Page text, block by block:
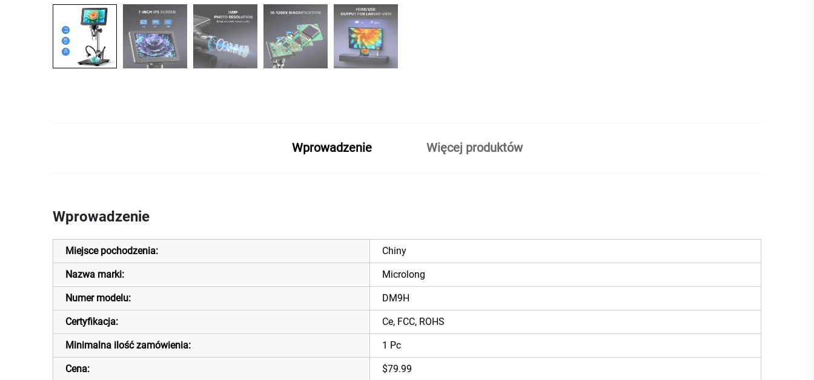
Wprowadzenie Więcej produktów
Wprowadzenie
Miejsce pochodzenia: Chiny
Nazwa marki: Microlong
Numer modelu: DM9H
Certyfikacja: Ce, FCC, ROHS
Minimalna ilość zamówienia: 1 Pc
Cena: $79.99